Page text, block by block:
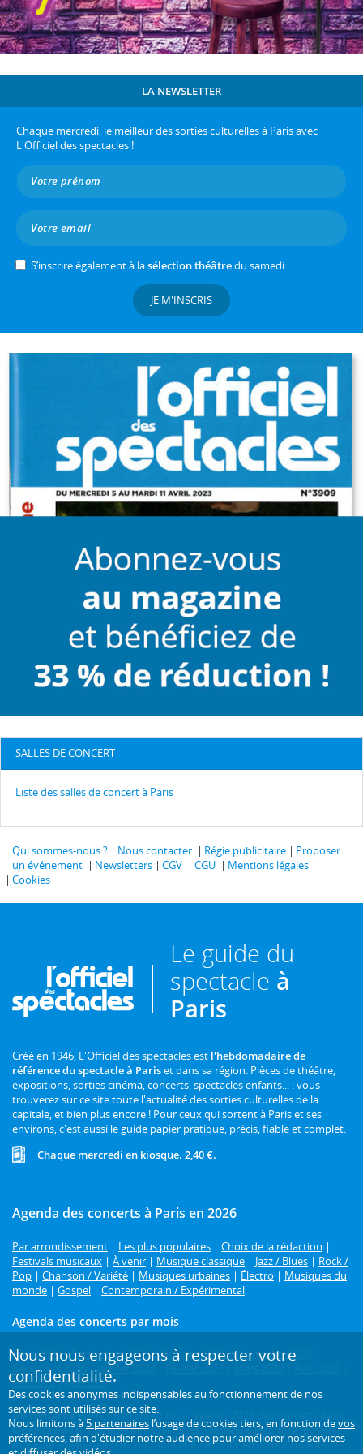
LA NEWSLETTER
Chaque mercredi, le meilleur des sorties culturelles à Paris avec
L'Officiel des spectacles !
S’inscrire également à lasélection théâtredu samedi
JE M'INSCRIS
SALLES DE CONCERT
Liste des salles de concert à Paris
Qui sommes-nous ? Nous contacter Régie publicitaire
Proposer
un événement
Newsletters CGV CGU
Mentions légales
Cookies
Le guide du
spectacle à
Paris
Créé en 1946, L'Officiel des spectacles est l'hebdomadaire de
référence du spectacle à Pariset dans sa région. Pièces de théâtre,
expositions, sorties cinéma, concerts, spectacles enfants... : vous
trouverez sur ce site toute l'actualité des sorties culturelles de la
capitale, et bien plus encore ! Pour ceux qui sortent à Paris et ses
environs, c'est aussi le guide papier pratique, précis, fiable et complet.
Chaque mercredi en kiosque. 2,40 €.
Agenda des concerts à Paris en 2026
Par arrondissement | Les plus populaires | Choix de la rédaction |
Festivals musicaux | À venir | Musique classique | Jazz / Blues | Rock /
Pop | Chanson / Variété | Musiques urbaines | Électro | Musiques du
monde | Gospel | Contemporain / Expérimental
Agenda des concerts par mois
Août 2026| Septembre 2026|Octobre 2026|Novembre 2026
Décembre 2026
| Janvier 2027 Février 2027
Mai 2027| Juin 2027
Un concert à Paris ?Retrouvez tout l'agenda 2026 des concerts dans
la capitale avec L'Officiel des spectacles. Classique, jazz, rock, gospel,
musique tzigane, électro, rap, soul et funk... : il y en a pour tous les
Nous nous engageons à respecter votre
confidentialité.
Des cookies anonymes indispensables au fonctionnement de nos
services sont utilisés sur ce site.
Nous limitons à 5 partenaires l’usage de cookies tiers, en fonction devos
préférences, afin d'étudier notre audience pour améliorer nos services